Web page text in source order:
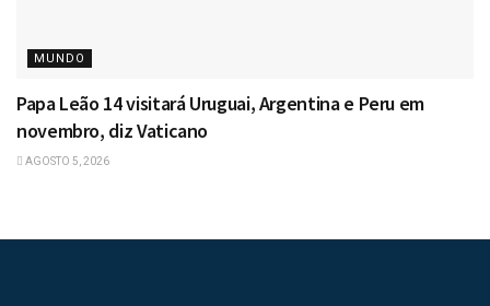
MUNDO
Papa Leão 14 visitará Uruguai, Argentina e Peru em
novembro, diz Vaticano
AGOSTO 5, 2026